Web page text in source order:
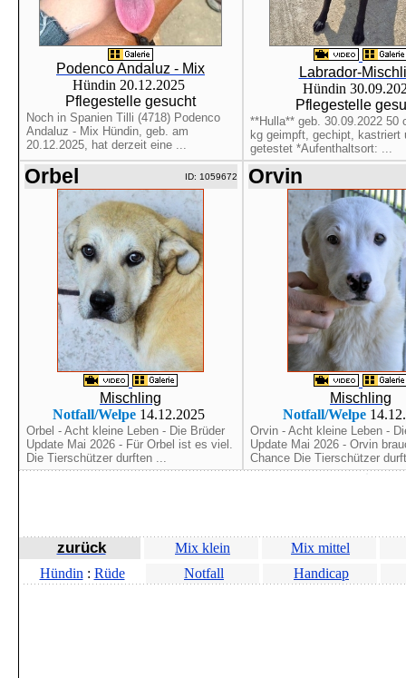
Podenco Andaluz - Mix
Hündin 20.12.2025
Pflegestelle gesucht
Noch in Spanien Tilli (4718) Podenco
Andaluz - Mix Hündin, geb. am
20.12.2025, hat derzeit eine ...
Labrador-
Hündin
Pflegestelle
**Hulla** geb. 30.09.2022 50
kg geimpft, gechipt, kastriert
getestet *Aufenthaltsort: ...
Orbel ID: 1059672
Mischling
Notfall/Welpe 14.12.2025
Orbel - Acht kleine Leben - Die Brüder
Update Mai 2026 - Für Orbel ist es viel.
Die Tierschützer durften ...
Orvin
Mischling
Notfall/Welpe
Orvin - Acht kleine Leben -
Update Mai 2026 - Orvin
Chance Die Tierschützer
zurück Mix klein
Mix mittel
Hündin : Rüde Notfall Handicap